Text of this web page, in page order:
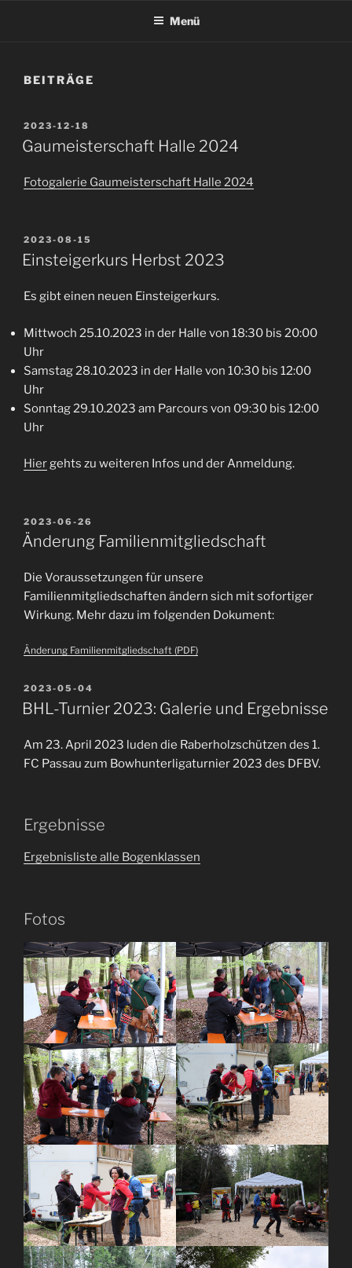
Menü
BEITRÄGE
VERÖFFENTLICHT
AM
2023-12-18
Gaumeisterschaft Halle 2024
Fotogalerie Gaumeisterschaft Halle 2024
VERÖFFENTLICHT
AM
2023-08-15
Einsteigerkurs Herbst 2023
Es gibt einen neuen Einsteigerkurs.
Mittwoch 25.10.2023 in der Halle von 18:30 bis 20:00
Uhr
Samstag 28.10.2023 in der Halle von 10:30 bis 12:00
Uhr
Sonntag 29.10.2023 am Parcours von 09:30 bis 12:00
Uhr
Hiergehts zu weiteren Infos und der Anmeldung.
VERÖFFENTLICHT
AM
2023-06-26
Änderung Familienmitgliedschaft
Die Voraussetzungen für unsere
Familienmitgliedschaften ändern sich mit sofortiger
Wirkung. Mehr dazu im folgenden Dokument:
Änderung Familienmitgliedschaft (PDF)
VERÖFFENTLICHT
AM
2023-05-04
BHL-Turnier 2023: Galerie und Ergebnisse
Am 23. April 2023 luden die Raberholzschützen des 1.
FC Passau zum Bowhunterligaturnier 2023 des DFBV.
Ergebnisse
Ergebnisliste alle Bogenklassen
Fotos